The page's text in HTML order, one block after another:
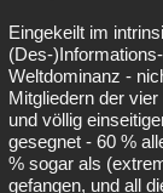
Eingekeilt im
(Des-
Weltdominanz -
Mitgliedern der
und völlig
gesegnet - 60 %
% sogar als
gefangen, und all